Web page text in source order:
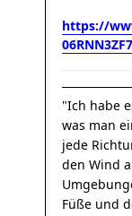
https://
"Ich habe
was man
jede
den Wind
Füße und